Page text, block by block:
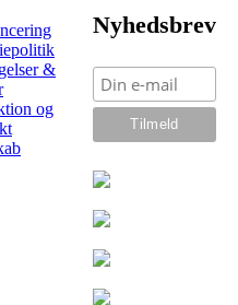
&
og
Nyhedsbrev